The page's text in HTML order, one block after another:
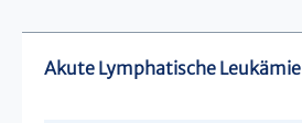
Akute Lymphatische Leukämie